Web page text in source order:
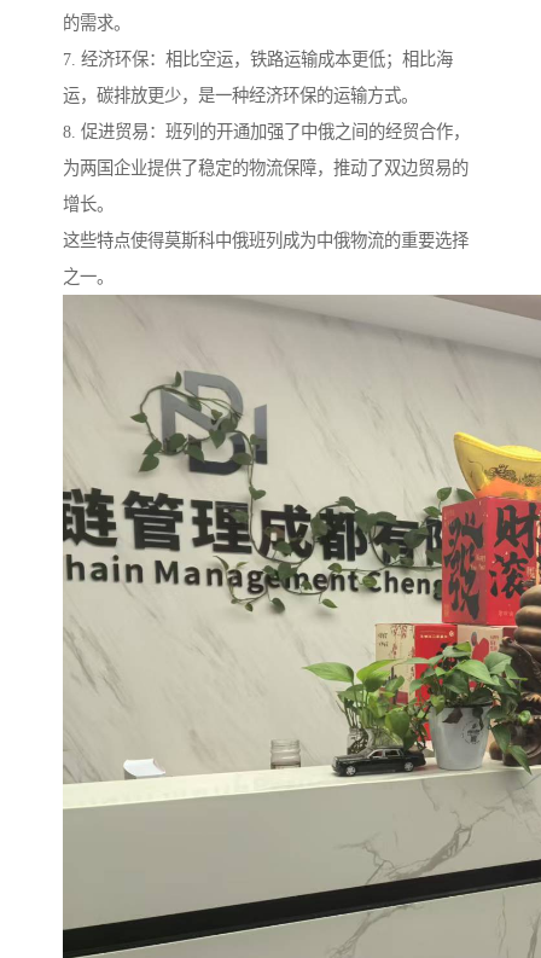
的需求。
7. 经济环保：相比空运，铁路运输成本更低；相比海
运，碳排放更少，是一种经济环保的运输方式。
8. 促进贸易：班列的开通加强了中俄之间的经贸合作，
为两国企业提供了稳定的物流保障，推动了双边贸易的
增长。
这些特点使得莫斯科中俄班列成为中俄物流的重要选择
之一。